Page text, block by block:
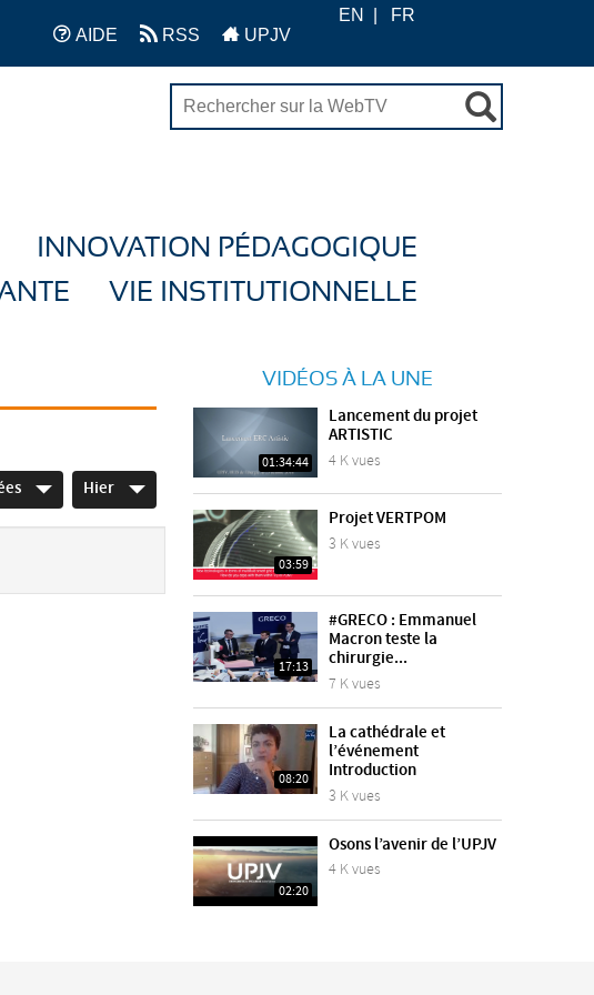
AIDE RSS UPJV
EN FR
INNOVATION PÉDAGOGIQUE
VIE INSTITUTIONNELLE
Hier
VIDÉOS À LA UNE
01:34:44
Lancement du projet
ARTISTIC
4 K vues
03:59
Projet VERTPOM
3 K vues
17:13
#GRECO : Emmanuel
Macron teste la
chirurgie...
7 K vues
08:20
La cathédrale et
l’événement
Introduction
3 K vues
02:20
Osons l’avenir de l’UPJV
4 K vues